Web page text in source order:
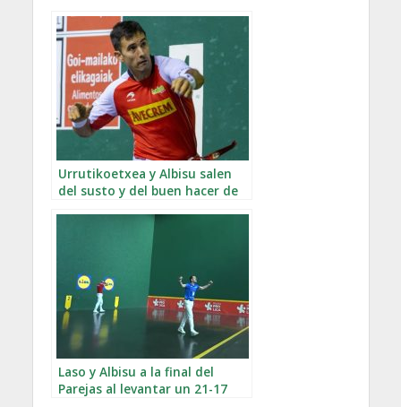
Urrutikoetxea y Albisu salen
del susto y del buen hacer de
Laso y Albisu a la final del
Parejas al levantar un 21-17